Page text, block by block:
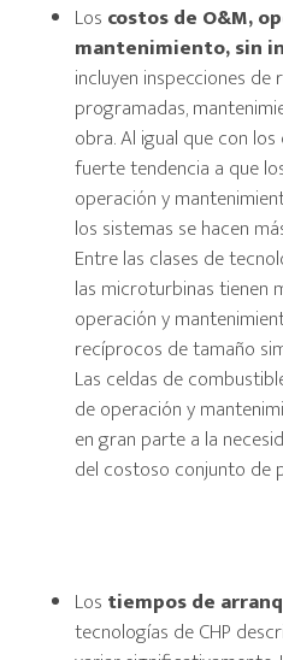
Los costos de O&M,
mantenimiento, sin
incluyen inspecciones de
programadas,
obra. Al igual que con
fuerte tendencia a que
operación y
los sistemas se hacen
Entre las clases de
las microturbinas tienen
operación y
recíprocos de tamaño
Las celdas de
de operación y
en gran parte a la
del costoso conjunto de
Los tiempos de
tecnologías de CHP